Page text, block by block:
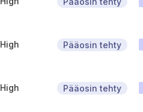
High Pääosin tehty
High Pääosin tehty